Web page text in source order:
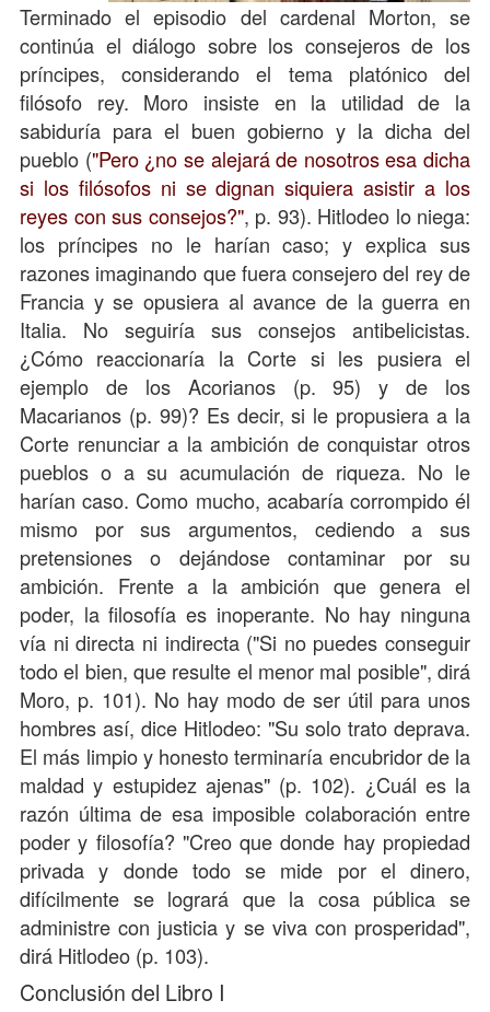
Terminado el episodio del cardenal Morton, se
continúa el diálogo sobre los consejeros de los
príncipes, considerando el tema platónico del
filósofo rey. Moro insiste en la utilidad de la
sabiduría para el buen gobierno y la dicha del
pueblo ("Pero ¿no se alejará de nosotros esa dicha
si los filósofos ni se dignan siquiera asistir a los
reyes con sus consejos?", p. 93). Hitlodeo lo niega:
los príncipes no le harían caso; y explica sus
razones imaginando que fuera consejero del rey de
Francia y se opusiera al avance de la guerra en
Italia. No seguiría sus consejos antibelicistas.
¿Cómo reaccionaría la Corte si les pusiera el
ejemplo de los Acorianos (p. 95) y de los
Macarianos (p. 99)? Es decir, si le propusiera a la
Corte renunciar a la ambición de conquistar otros
pueblos o a su acumulación de riqueza. No le
harían caso. Como mucho, acabaría corrompido él
mismo por sus argumentos, cediendo a sus
pretensiones o dejándose contaminar por su
ambición. Frente a la ambición que genera el
poder, la filosofía es inoperante. No hay ninguna
vía ni directa ni indirecta ("Si no puedes conseguir
todo el bien, que resulte el menor mal posible", dirá
Moro, p. 101). No hay modo de ser útil para unos
hombres así, dice Hitlodeo: "Su solo trato deprava.
El más limpio y honesto terminaría encubridor de la
maldad y estupidez ajenas" (p. 102). ¿Cuál es la
razón última de esa imposible colaboración entre
poder y filosofía? "Creo que donde hay propiedad
privada y donde todo se mide por el dinero,
difícilmente se logrará que la cosa pública se
administre con justicia y se viva con prosperidad",
dirá Hitlodeo (p. 103).
Conclusión del Libro I